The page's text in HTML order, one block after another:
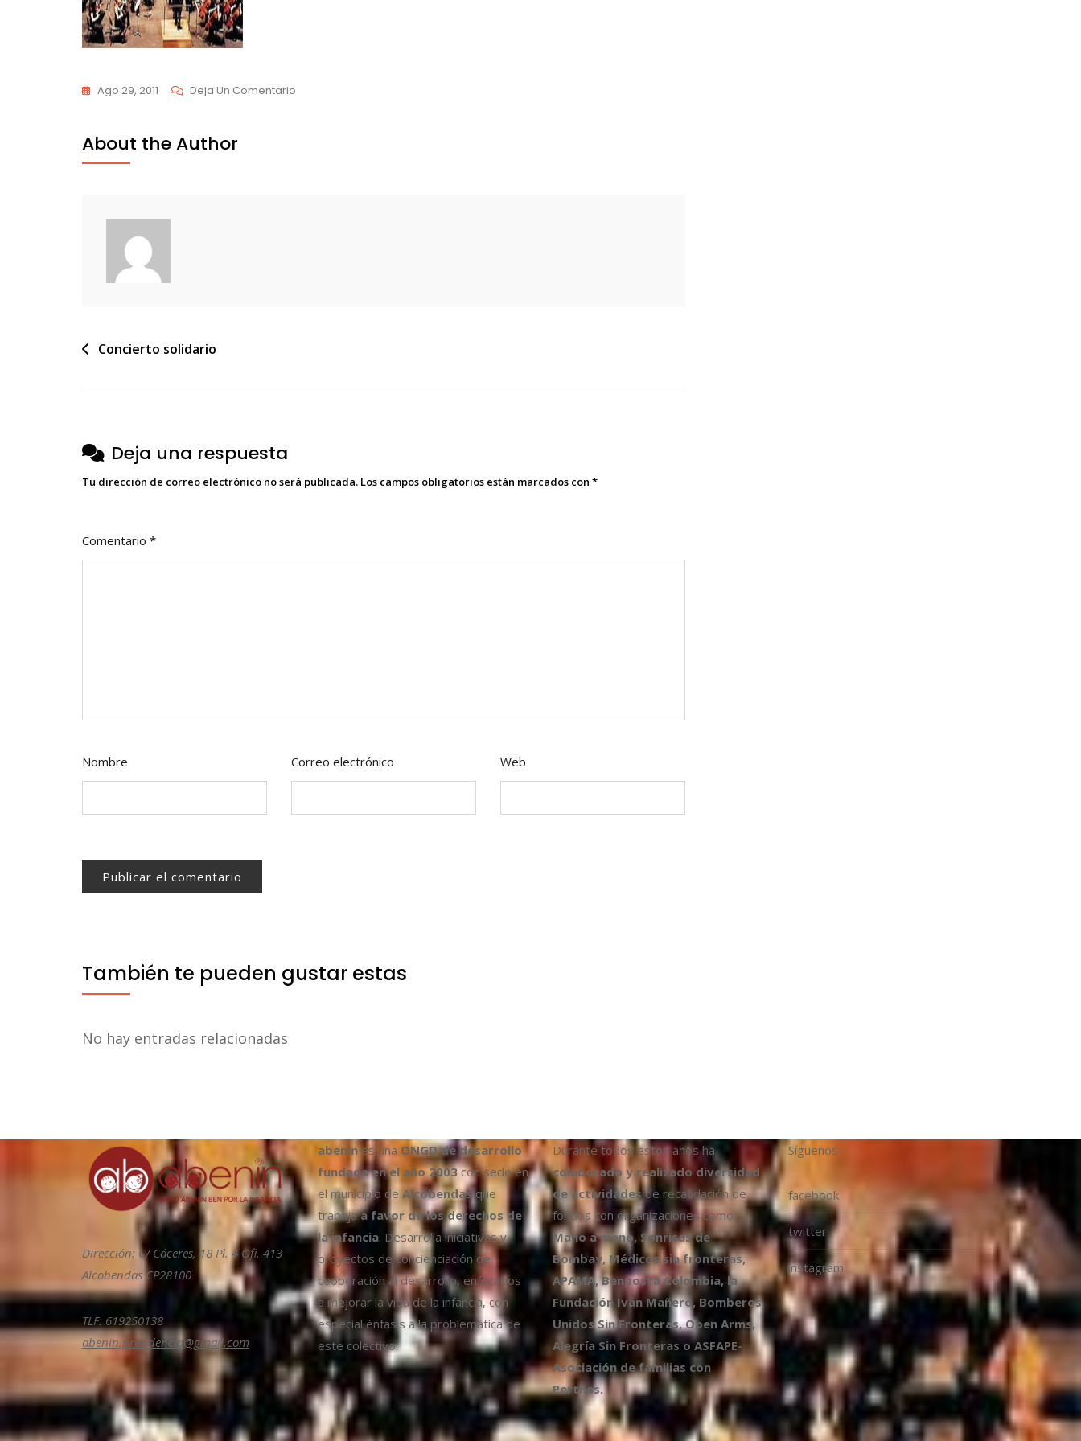
Ago 29, 2011 Deja Un Comentario
About the Author
Navegación
Concierto solidario
Deja una respuesta
Tu dirección de correo electrónico no será publicada. Los campos obligatorios están marcados con *
Comentario *
Nombre Correo electrónico Web
También te pueden gustar estas
No hay entradas relacionadas
Dirección: C/ Cáceres, 18 Pl. 4 Ofi. 413
Alcobendas CP28100
TLF: 619250138
abenin.presidencia@gmail.com
abenines una ONGD de desarrollo
fundada en el año 2003con sede en
el municipio de Alcobendasque
trabajaa favor de los derechos de
la infancia. Desarrolla iniciativas y
proyectos de concienciación de
cooperación al desarrollo, enfocados
a mejorar la vida de la infancia, con
especial énfasis a la problemática de
este colectivo.
Durante todos estos años ha
colaborado y realizado diversidad
de actividadesde recaudación de
fondos con organizaciones como:
Mano a mano, Sonrisas de
Bombay, Médicos sin fronteras,
APAMA, Benposta Colombia, la
Fundación Iván Mañero, Bomberos
Unidos Sin Fronteras, Open Arms,
Alegría Sin Fronteras o ASFAPE-
Asociación de familias con
Perthes.
Síguenos
facebook
twitter
instagram